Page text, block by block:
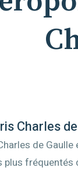
Charles
de
plus